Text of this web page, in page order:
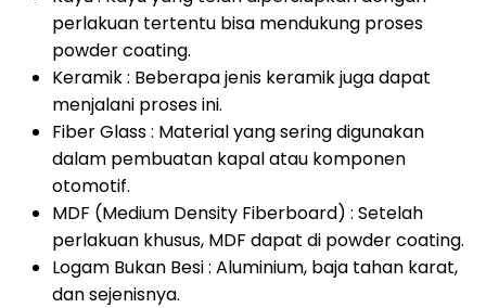
perlakuan tertentu bisa mendukung proses
powder coating.
Keramik : Beberapa jenis keramik juga dapat
menjalani proses ini.
Fiber Glass : Material yang sering digunakan
dalam pembuatan kapal atau komponen
otomotif.
MDF (Medium Density Fiberboard) : Setelah
perlakuan khusus, MDF dapat di powder coating.
Logam Bukan Besi : Aluminium, baja tahan karat,
dan sejenisnya.